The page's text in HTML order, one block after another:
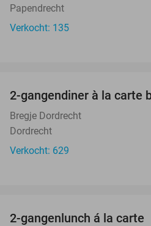
Papendrecht
Verkocht: 135
2-gangendiner à la carte
Bregje Dordrecht
Dordrecht
Verkocht: 629
2-gangenlunch á la carte